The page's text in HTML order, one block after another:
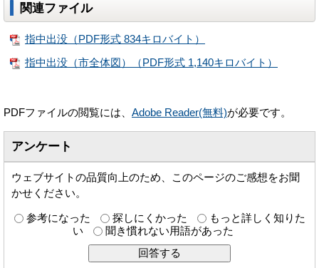
関連ファイル
指中出没（PDF形式 834キロバイト）
指中出没（市全体図）（PDF形式 1,140キロバイト）
PDFファイルの閲覧には、 Adobe Reader(無料)が必要です。
アンケート
ウェブサイトの品質向上のため、このページのご感想をお聞
かせください。
参考になった 探しにくかった
もっと詳しく知りた
い
聞き慣れない用語があった